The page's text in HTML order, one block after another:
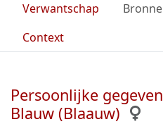
Verwantschap
Context
Persoonlijke
Blauw (Blaauw)